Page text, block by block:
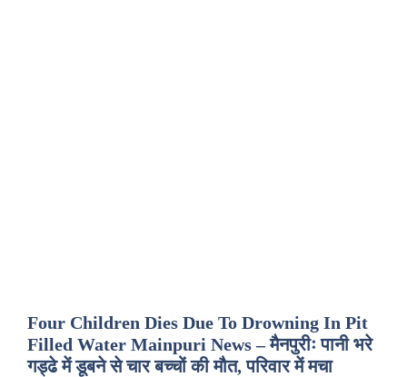
Four Children Dies Due To Drowning In Pit
Filled Water Mainpuri News – मैनपुरीः पानी भरे
गड्ढे में डूबने से चार बच्चों की मौत, परिवार में मचा